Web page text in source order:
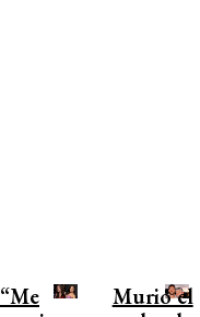
“Me
Murió el